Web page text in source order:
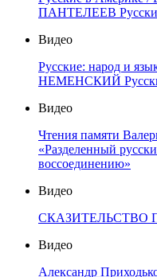
ПАНТЕЛЕЕВ
Видео
Русские: народ и
НЕМЕНСКИЙ
Видео
Чтения памяти
«Разделенный
воссоединению»
Видео
СКАЗИТЕЛЬСТВО
Видео
Александр